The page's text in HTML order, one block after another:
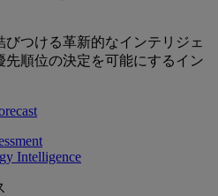
つける革新的なインテリジェ
先順位の決定を可能にするイン
Intelligence